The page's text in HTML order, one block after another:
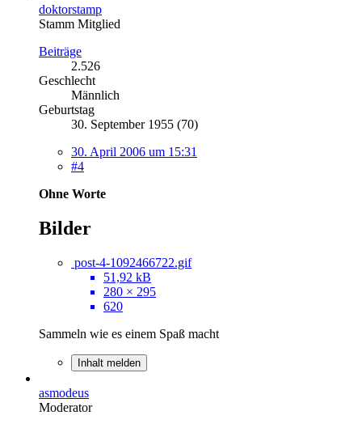
doktorstamp
Stamm Mitglied
Beiträge
2.526
Geschlecht
Männlich
Geburtstag
30. September 1955 (70)
30. April 2006 um 15:31
#4
Ohne Worte
Bilder
post-4-1092466722.gif
51,92 kB
280 × 295
620
Sammeln wie es einem Spaß macht
Inhalt melden
asmodeus
Moderator